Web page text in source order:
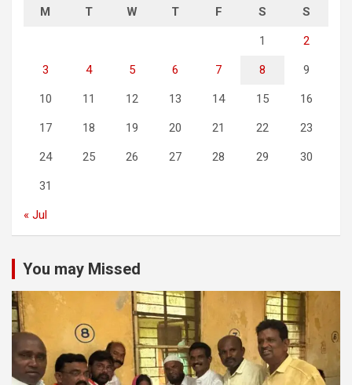
M T W T F S S
1 2
3 4 5 6 7 8 9
10 11 12 13 14 15 16
17 18 19 20 21 22 23
24 25 26 27 28 29 30
31
« Jul
You may Missed